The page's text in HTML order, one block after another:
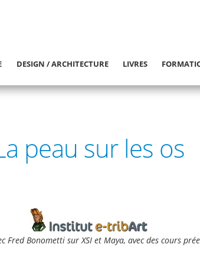
DESIGN / ARCHITECTURE LIVRES
peau sur les os
Bonometti sur XSI et Maya, avec des cours